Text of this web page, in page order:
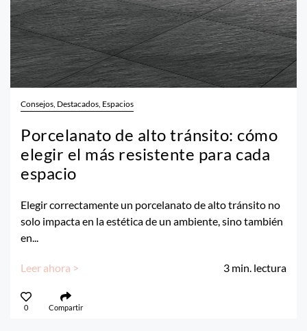
Consejos, Destacados, Espacios
Porcelanato de alto tránsito: cómo
elegir el más resistente para cada
espacio
Elegir correctamente un porcelanato de alto tránsito no
solo impacta en la estética de un ambiente, sino también
en...
Leer ahora > 3 min. lectura
0 Compartir